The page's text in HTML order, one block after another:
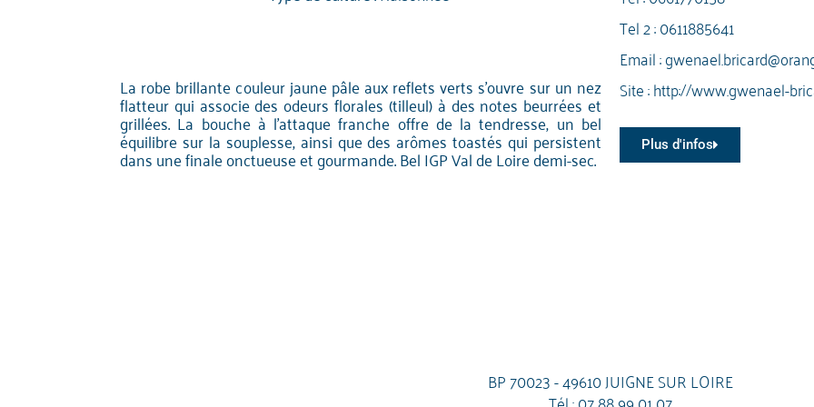
La robe brillante couleur jaune pâle aux reflets verts s'ouvre sur un nez
flatteur qui associe des odeurs florales (tilleul) à des notes beurrées et
grillées. La bouche à l'attaque franche offre de la tendresse, un bel
équilibre sur la souplesse, ainsi que des arômes toastés qui persistent
dans une finale onctueuse et gourmande. Bel IGP Val de Loire demi-sec.
Tel 2 :0611885641
Email :
Site :http://www.gwenael-
Plus d'infos
BP 70023 - 49610 JUIGNE SUR LOIRE